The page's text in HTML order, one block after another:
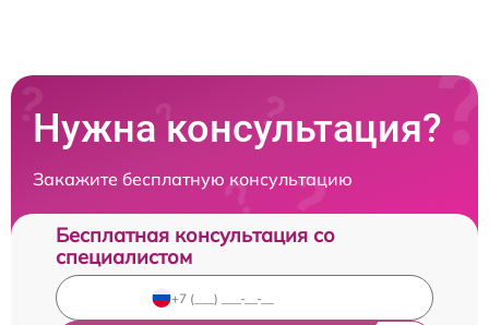
Нужна консультация?
Закажите бесплатную консультацию
Бесплатная консультация со
специалистом